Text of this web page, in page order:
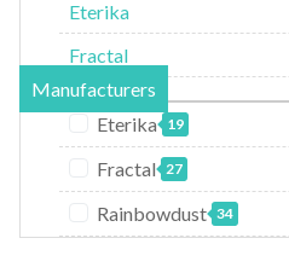
Eterika
Fractal
Manufacturers
Eterika
19
Fractal 27
Rainbowdust 34